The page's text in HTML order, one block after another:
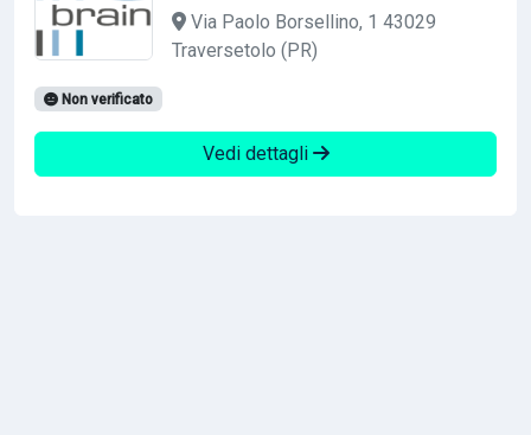
Via Paolo Borsellino, 1 43029
Traversetolo (PR)
Non verificato
Vedi dettagli